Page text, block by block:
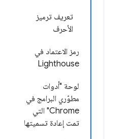
تعريف ترميز
الأحرف
رمز الاعتماد في
Lighthouse
لوحة "أدوات
مطوّري البرامج في
Chrome" التي
تمت إعادة تسميتها